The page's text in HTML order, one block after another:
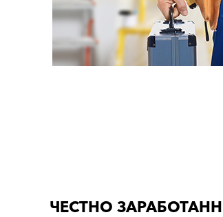
ЧЕСТНО